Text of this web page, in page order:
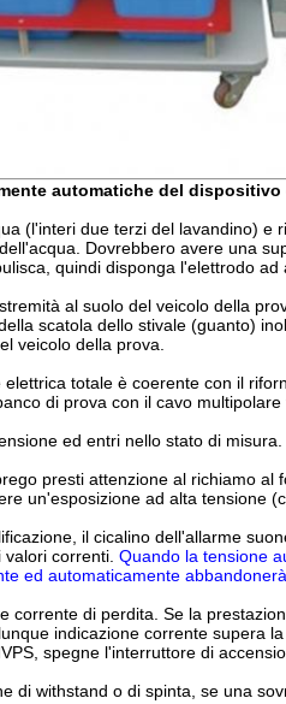
automatiche del
(l'interi due terzi del lavandino)
Dovrebbero avere una
quindi disponga l'elettrodo
al suolo del veicolo della
scatola dello stivale (guanto)
veicolo della prova.
totale è coerente con il
di prova con il cavo
ed entri nello stato di
presti attenzione al richiamo
un'esposizione ad alta tensione
il cicalino dell'allarme
correnti. Quando la tensione
ed automaticamente
corrente di perdita. Se la
indicazione corrente supera
spegne l'interruttore di
di withstand o di spinta, se una